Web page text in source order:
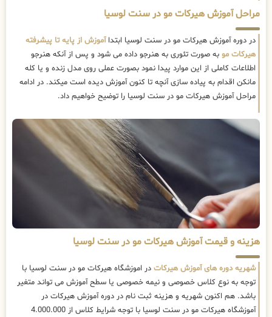
مراحل آموزش هیرکات مو در سنت لوسیا
در دوره آموزش هیرکات مو در سنت لوسیا ابتداآموزش از پایه تا پیشرفته
هیرکات مو به صورت تئوری به هنرجو داده می شود و پس از آنکه هنرجو
اطلاعات کاملی از این موارد پیدا نمود بصورت عملی روی مدل زنده و یا کله
مانکن اقدام به پیاده سازی آنچه تا کنون آموزش دیده است میکند. در ادامه
مراحل آموزش هیرکات مو در سنت لوسیا را توضیح خواهیم داد.
هزینه و قیمت آموزش هیرکات مو در سنت لوسیا
شهریه دوره های آموزش هیرکات در اموزشگاه هیرکات مو در سنت لوسیا با
توجه به نوع کلاس خصوصی و نیمه خصوصی یا سطح آموزش می تواند متغیر
باشد. هم اکنون شهریه و هزینه ثبت نام در دوره آموزش هیرکات در
آموزشگاه هیرکات مو در سنت لوسیا با توجه شرایط کلاس از 4.000.000